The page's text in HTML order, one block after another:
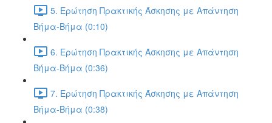
5. Ερώτηση Πρακτικής Άσκησης με Απάντηση
Βήμα-Βήμα (0:10)
6. Ερώτηση Πρακτικής Άσκησης με Απάντηση
Βήμα-Βήμα (0:36)
7. Ερώτηση Πρακτικής Άσκησης με Απάντηση
Βήμα-Βήμα (0:38)